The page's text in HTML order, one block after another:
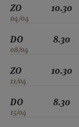
ZO
04/04
10.30
DO
08/04
8.30
ZO
11/04
10.30
DO
15/04
8.30